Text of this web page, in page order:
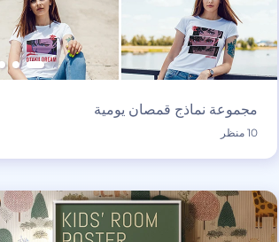
مجموعة نماذج قمصان يومية
10 منظر